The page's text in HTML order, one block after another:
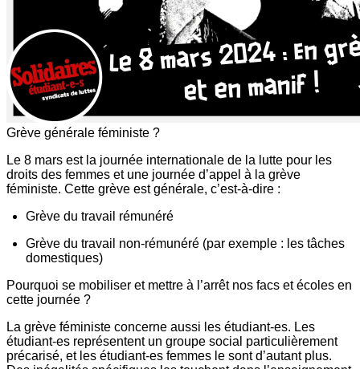
Grève générale féministe ?
Le 8 mars est la journée internationale de la lutte pour les
droits des femmes et une journée d’appel à la grève
féministe. Cette grève est générale, c’est-à-dire :
Grève du travail rémunéré
Grève du travail non-rémunéré (par exemple : les tâches
domestiques)
Pourquoi se mobiliser et mettre à l’arrêt nos facs et écoles en
cette journée ?
La grève féministe concerne aussi les étudiant-es. Les
étudiant-es représentent un groupe social particulièrement
précarisé, et les étudiant-es femmes le sont d’autant plus.